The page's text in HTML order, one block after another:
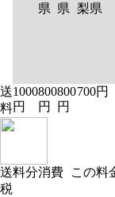
県 県 梨県
送
料
1000
円
800
円
800
円
700円
送料分消費
税
この料